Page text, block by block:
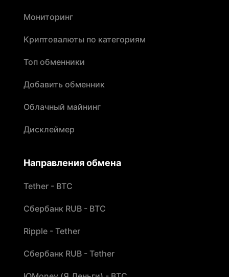
Мониторинг
Криптовалюты по категориям
Топ обменники
Добавить обменник
Облачный майнинг
Дисклеймер
Направления обмена
Tether - BTC
Сбербанк RUB - BTC
Ripple - Tether
Сбербанк RUB - Tether